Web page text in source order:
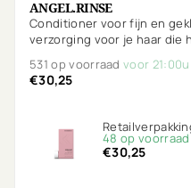
ANGEL.RINSE
Conditioner voor fijn en
verzorging voor je haar die
531 op voorraadvoor
€30,25
48 op
€30,25